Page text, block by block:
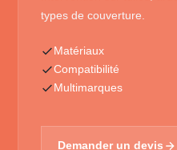
types de couverture.
Matériaux
Compatibilité
Multimarques
Demander un devis